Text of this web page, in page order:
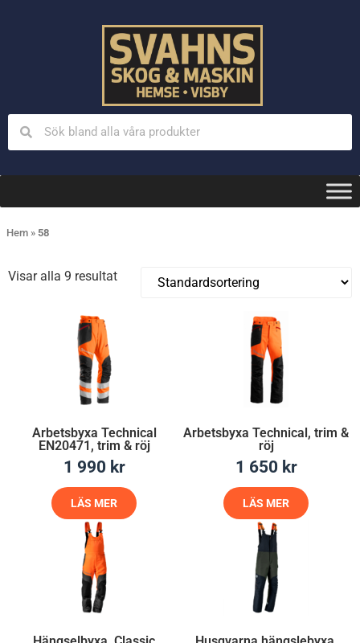
Hem » 58
Visar alla 9 resultat
Arbetsbyxa Technical
EN20471, trim & röj
1 990 kr
LÄS MER
Arbetsbyxa Technical, trim &
röj
1 650 kr
LÄS MER